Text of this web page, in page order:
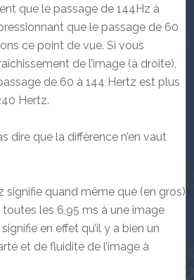
que le passage de 144Hz à
que le passage de 60
ce point de vue. Si vous
de l’image (à droite),
de 60 à 144 Hertz est plus
Hertz.
dire que la différence n’en vaut
signifie quand même que (en gros)
toutes les 6,95 ms à une image
en effet qu’il y a bien un
et de fluidité de l’image à